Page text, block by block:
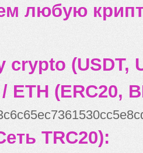
любую
crypto (USDT,
ETH (ERC20,
TRC20):